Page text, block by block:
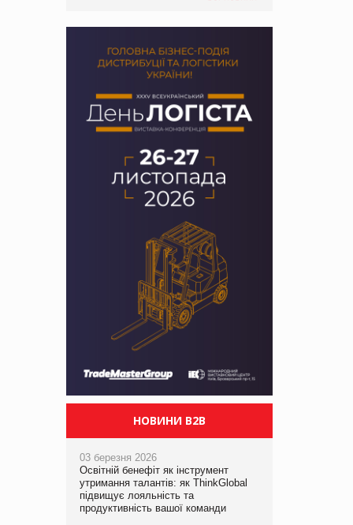
НОВИНИ B2B
03 березня 2026
Освітній бенефіт як інструмент
утримання талантів: як ThinkGlobal
підвищує лояльність та
продуктивність вашої команди